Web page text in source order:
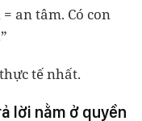
an tâm. Có con
tế nhất.
lời nằm ở quyền